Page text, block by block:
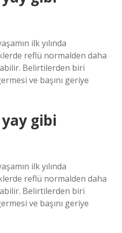
ilk yılında
reflü normalden daha
Belirtilerden biri
ve başını geriye
gibi
ilk yılında
reflü normalden daha
Belirtilerden biri
ve başını geriye